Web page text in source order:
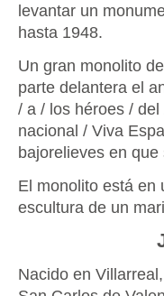
levantar un
hasta 1948.
Un gran monolito
parte delantera el
/ a / los héroes /
nacional / Viva
bajorelieves en
El monolito está en
escultura de un
Nacido en